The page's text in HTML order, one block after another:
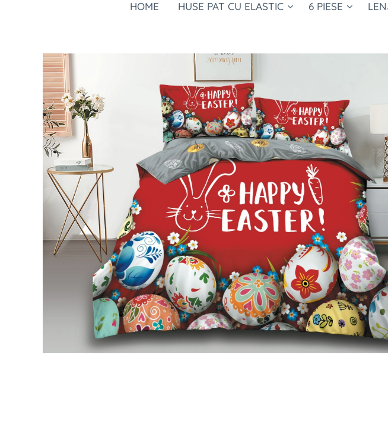
HOME HUSE PAT CU ELASTIC 6 PIESE